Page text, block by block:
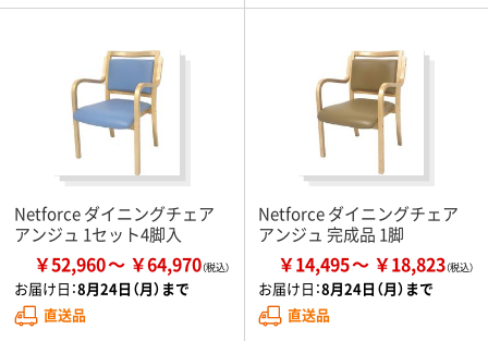
Netforce ダイニングチェア
アンジュ 1セット4脚入
￥52,960 ￥64,970
お届け日：8月24日（月）まで
直送品
Netforce ダイニングチェア
アンジュ 完成品 1脚
￥14,495 ￥18,823
お届け日：8月24日（月）まで
直送品